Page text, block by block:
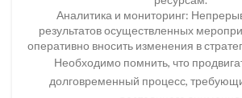
Аналитика и мониторинг:
результатов осуществленных
оперативно вносить изменения в
Необходимо помнить, что
долговременный процесс,